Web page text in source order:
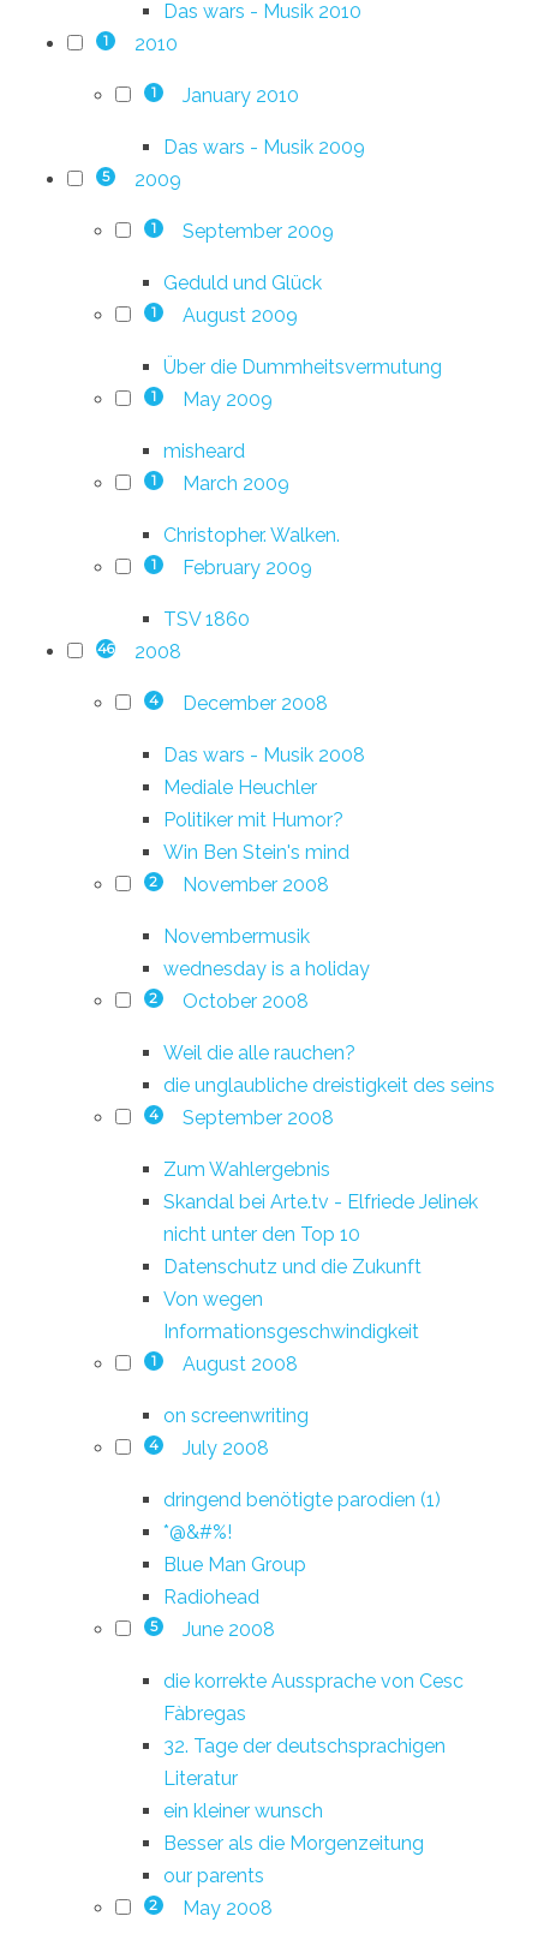
Das wars - Musik 2010
1 2010
1 January 2010
Das wars - Musik 2009
5 2009
1 September 2009
Geduld und Glück
1 August 2009
Über die Dummheitsvermutung
1 May 2009
misheard
1 March 2009
Christopher. Walken.
1 February 2009
TSV 1860
46 2008
4 December 2008
Das wars - Musik 2008
Mediale Heuchler
Politiker mit Humor?
Win Ben Stein's mind
2 November 2008
Novembermusik
wednesday is a holiday
2 October 2008
Weil die alle rauchen?
die unglaubliche dreistigkeit des seins
4 September 2008
Zum Wahlergebnis
Skandal bei Arte.tv - Elfriede Jelinek
nicht unter den Top 10
Datenschutz und die Zukunft
Von wegen
Informationsgeschwindigkeit
1 August 2008
on screenwriting
4 July 2008
dringend benötigte parodien (1)
*@&#%!
Blue Man Group
Radiohead
5 June 2008
die korrekte Aussprache von Cesc
Fàbregas
32. Tage der deutschsprachigen
Literatur
ein kleiner wunsch
Besser als die Morgenzeitung
our parents
2 May 2008